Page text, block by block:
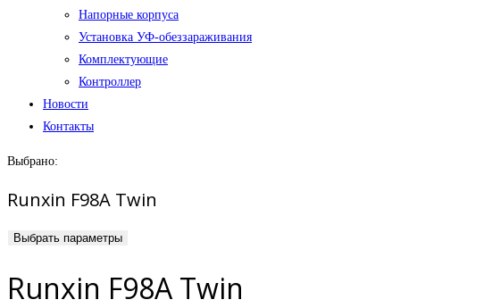
Напорные корпуса
Установка УФ-обеззараживания
Комплектующие
Контроллер
Новости
Контакты
Выбрано:
Runxin F98A Twin
Выбрать параметры
Runxin F98A Twin